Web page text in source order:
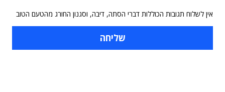
אין לשלוח תגובות הכוללות דברי הסתה, דיבה, וסגנון החורג מהטעם הטוב